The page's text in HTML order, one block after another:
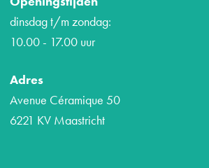
dinsdag t/m zondag:
10.00 - 17.00 uur
Adres
Avenue Céramique 50
6221 KV Maastricht